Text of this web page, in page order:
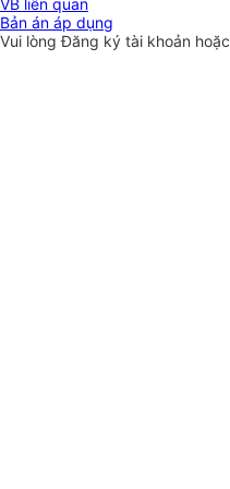
VB liên quan
Bản án áp dụng
Vui lòngĐăng ký tài khoản hoặc